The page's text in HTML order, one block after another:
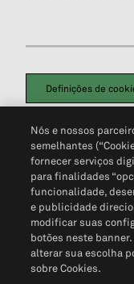
Definições de
Política de Privacidade
Não Venda Minhas
Nós e nossos
semelhantes
fornecer serviços
para finalidades
funcionalidade,
e publicidade
modificar suas
botões neste
alterar sua escolha
sobre Cookies.